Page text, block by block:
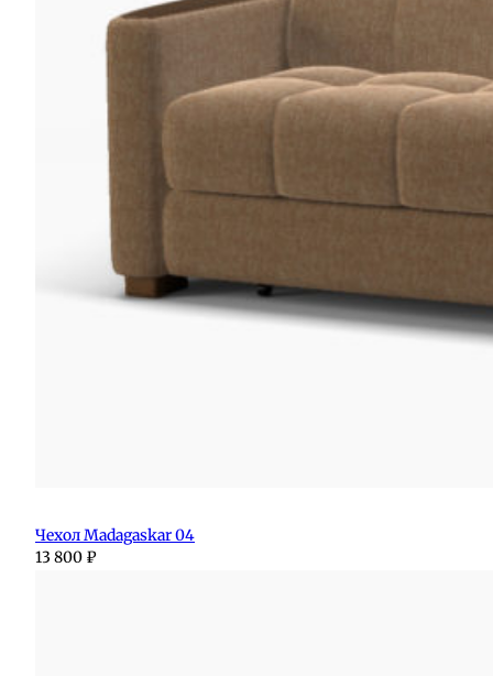
Чехол Madagaskar 04
13 800 ₽